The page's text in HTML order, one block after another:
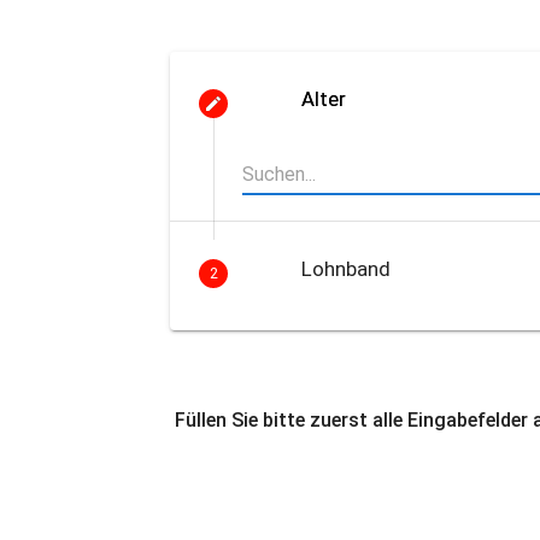
Alter
2 Lohnband
Füllen Sie bitte zuerst alle Eingabefelder